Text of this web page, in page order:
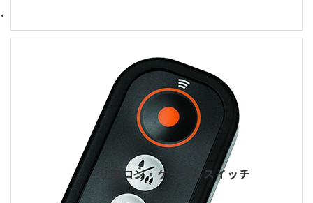
リモコン・ケーブルスイッチ